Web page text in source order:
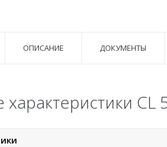
ОПИСАНИЕ ДОКУМЕНТЫ
характеристики CL